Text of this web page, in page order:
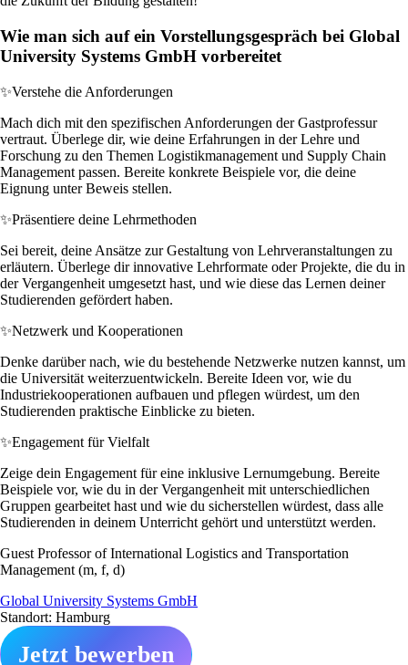
Wie man sich auf ein Vorstellungsgespräch bei Global
University Systems GmbH vorbereitet
✨Verstehe die Anforderungen
Mach dich mit den spezifischen Anforderungen der Gastprofessur
vertraut. Überlege dir, wie deine Erfahrungen in der Lehre und
Forschung zu den Themen Logistikmanagement und Supply Chain
Management passen. Bereite konkrete Beispiele vor, die deine
Eignung unter Beweis stellen.
✨Präsentiere deine Lehrmethoden
Sei bereit, deine Ansätze zur Gestaltung von Lehrveranstaltungen zu
erläutern. Überlege dir innovative Lehrformate oder Projekte, die du in
der Vergangenheit umgesetzt hast, und wie diese das Lernen deiner
Studierenden gefördert haben.
✨Netzwerk und Kooperationen
Denke darüber nach, wie du bestehende Netzwerke nutzen kannst, um
die Universität weiterzuentwickeln. Bereite Ideen vor, wie du
Industriekooperationen aufbauen und pflegen würdest, um den
Studierenden praktische Einblicke zu bieten.
✨Engagement für Vielfalt
Zeige dein Engagement für eine inklusive Lernumgebung. Bereite
Beispiele vor, wie du in der Vergangenheit mit unterschiedlichen
Gruppen gearbeitet hast und wie du sicherstellen würdest, dass alle
Studierenden in deinem Unterricht gehört und unterstützt werden.
Guest Professor of International Logistics and Transportation
Management (m, f, d)
Global University Systems GmbH
Standort: Hamburg
Jetzt bewerben